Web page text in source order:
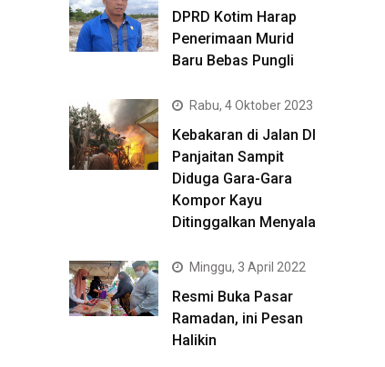
DPRD Kotim Harap
Penerimaan Murid
Baru Bebas Pungli
Rabu, 4 Oktober 2023
Kebakaran di Jalan DI
Panjaitan Sampit
Diduga Gara-Gara
Kompor Kayu
Ditinggalkan Menyala
Minggu, 3 April 2022
Resmi Buka Pasar
Ramadan, ini Pesan
Halikin